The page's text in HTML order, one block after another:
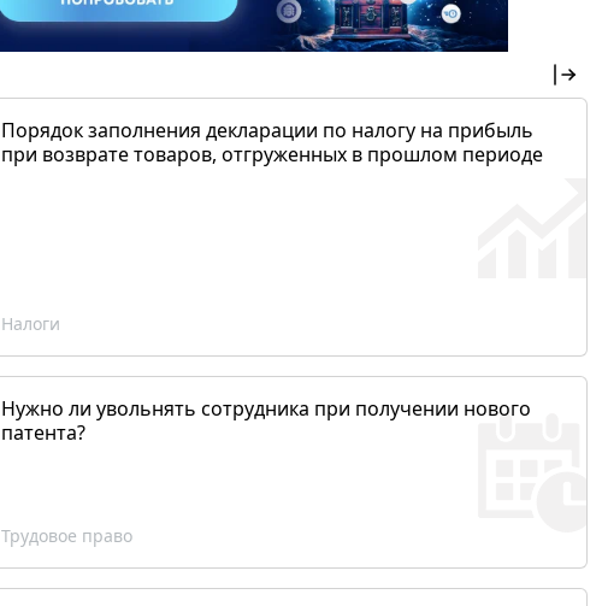
Порядок заполнения декларации по налогу на прибыль
при возврате товаров, отгруженных в прошлом периоде
Налоги
Нужно ли увольнять сотрудника при получении нового
патента?
Трудовое право